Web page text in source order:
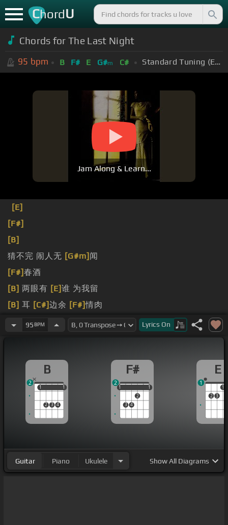
ChordU
Chords forThe Last Night
95 bpm B F# E G#m C# Standard Tuning (EADGBE)
Jam Along & Learn...
[E]
[F#]
[B]
猜不完 闹人无 [G#m] 闻
[F#]春酒
[B] 两眼有 [E]谁 为我留
[B] 耳 [C#]边余 [F#]情肉
走 不完 红丹绿绿
95 BPM Lyrics On
B
1
2 3 4
1
1 1
2
F#
1
3 4
2
1
1 1
2
E
2 3
1
1
Guitar Piano Ukulele ShowAll Diagrams